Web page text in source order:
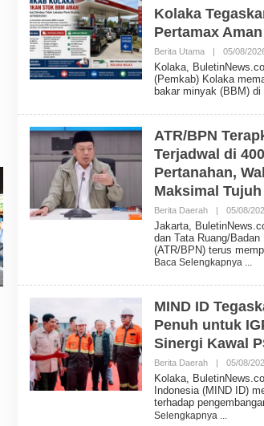
Kolaka
Pertamax Aman
Berita Utama | 05/08/
Kolaka,
(Pemkab) Kolaka
bakar minyak (BBM) di
ATR/BPN
Terjadwal di
Pertanahan,
Maksimal
Berita Daerah | 05/08/
Jakarta,
dan Tata Ruang/Badan
(ATR/BPN) terus
Baca Selengkapnya
MIND ID
Penuh untuk
Sinergi Kawal
Berita Daerah | 05/08/
Kolaka,
Indonesia (MIND ID)
terhadap
Selengkapnya